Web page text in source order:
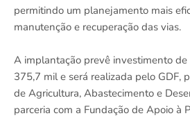
permitindo um planejamento mais
manutenção e recuperação das vias.
A implantação prevê investimento
375,7 mil e será realizada pelo GDF,
de Agricultura, Abastecimento e
parceria com a Fundação de Apoio à